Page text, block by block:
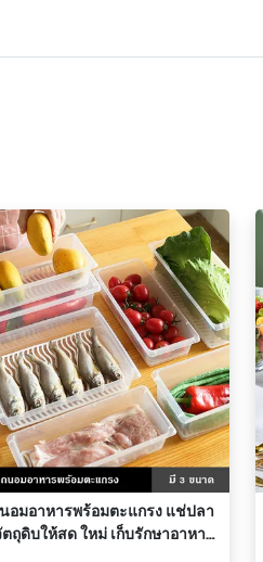
อมอาหารพร้อมตะแกรง แช่ปลา
ถุดิบให้สด ใหม่ เก็บรักษาอาหาร